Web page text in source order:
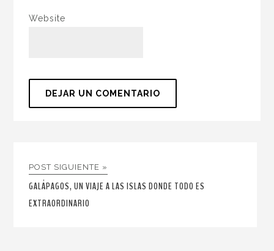
Website
POST SIGUIENTE »
GALÁPAGOS, UN VIAJE A LAS ISLAS DONDE TODO ES
EXTRAORDINARIO